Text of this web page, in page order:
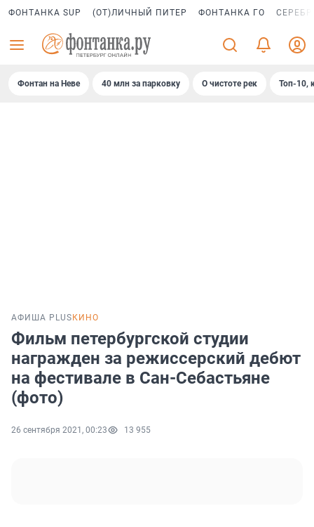
ФОНТАНКА SUP (ОТ)ЛИЧНЫЙ ПИТЕР ФОНТАНКА ГО
Фонтан на Неве 40 млн за парковку О чистоте рек Топ-10,
АФИША PLUS КИНО
Фильм петербургской студии
награжден за режиссерский дебют
на фестивале в Сан-Себастьяне
(фото)
26 сентября 2021, 00:23 13 955